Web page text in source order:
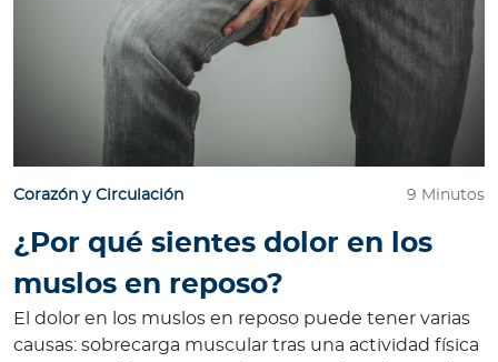
Contáctanos
Corazón y Circulación 9 Minutos
¿Por qué sientes dolor en los
muslos en reposo?
El dolor en los muslos en reposo puede tener varias
causas: sobrecarga muscular tras una actividad física